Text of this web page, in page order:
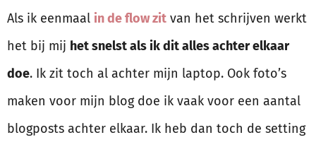
Als ik eenmaal in de flow zit van het schrijven werkt
het bij mij het snelst als ik dit alles achter elkaar
doe. Ik zit toch al achter mijn laptop. Ook foto’s
maken voor mijn blog doe ik vaak voor een aantal
blogposts achter elkaar. Ik heb dan toch de setting